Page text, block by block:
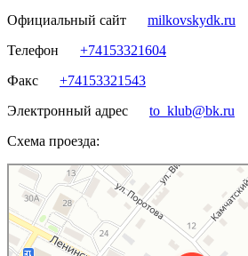
Официальный сайт
milkovskydk.ru
Телефон
+74153321604
Факс
+74153321543
Электронный адрес
to_klub@bk.ru
Схема проезда:
Мильковский Дом Культуры и Досуга
Дом культуры в Камчатском крае